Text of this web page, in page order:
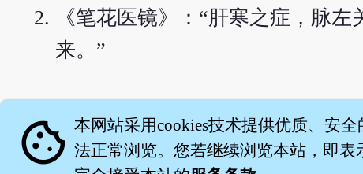
《笔花医镜》：“肝寒之症，脉
来。”
English version
cookie 本网站采用cookies技术提供优质、安
法正常浏览。您若继续浏览本站，即表